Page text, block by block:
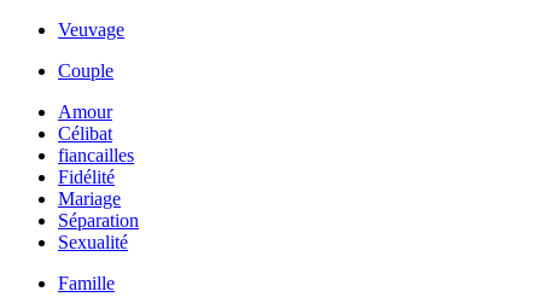
Veuvage
Couple
Amour
Célibat
fiancailles
Fidélité
Mariage
Séparation
Sexualité
Famille